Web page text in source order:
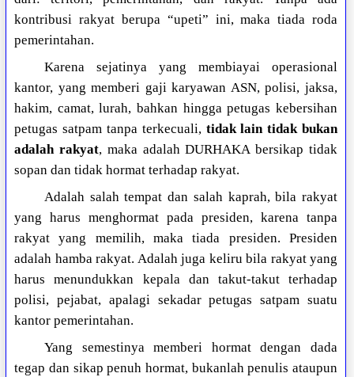
kontribusi rakyat berupa “upeti” ini, maka tiada roda
pemerintahan.
Karena sejatinya yang membiayai operasional
kantor, yang memberi gaji karyawan ASN, polisi, jaksa,
hakim, camat, lurah, bahkan hingga petugas kebersihan
petugas satpam tanpa terkecuali, tidak lain tidak bukan
adalah rakyat, maka adalah DURHAKA bersikap tidak
sopan dan tidak hormat terhadap rakyat.
Adalah salah tempat dan salah kaprah, bila rakyat
yang harus menghormat pada presiden, karena tanpa
rakyat yang memilih, maka tiada presiden. Presiden
adalah hamba rakyat. Adalah juga keliru bila rakyat yang
harus menundukkan kepala dan takut-takut terhadap
polisi, pejabat, apalagi sekadar petugas satpam suatu
kantor pemerintahan.
Yang semestinya memberi hormat dengan dada
tegap dan sikap penuh hormat, bukanlah penulis ataupun